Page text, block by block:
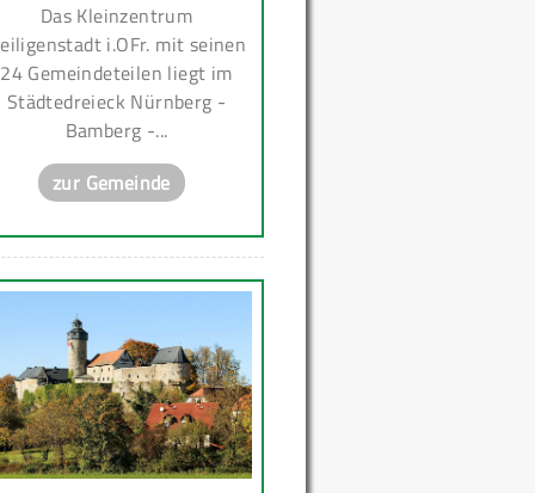
Das Kleinzentrum
i.OFr. mit seinen
24 Gemeindeteilen liegt im
Städtedreieck Nürnberg -
Bamberg -...
zur Gemeinde